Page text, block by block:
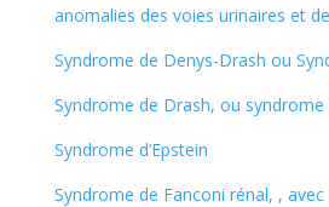
anomalies des voies urinaires et
Syndrome de Denys-Drash ou
Syndrome de Drash, ou
Syndrome d’Epstein
Syndrome de Fanconi rénal, ,